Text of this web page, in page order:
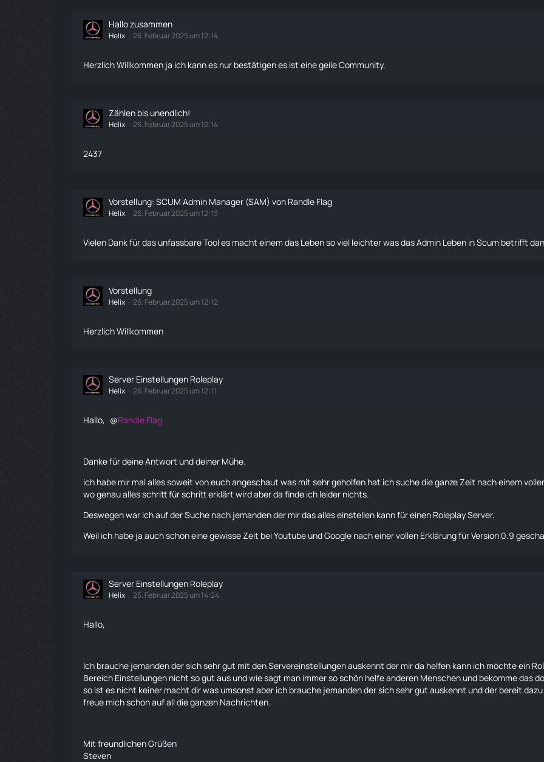
Hallo zusammen
Helix 26. Februar 2025 um 12:14
Herzlich Willkommen ja ich kann es nur bestätigen es ist eine geile Community.
Zählen bis unendlich!
Helix 26. Februar 2025 um 12:14
2437
Vorstellung: SCUM Admin Manager (SAM) von Randle Flag
Helix 26. Februar 2025 um 12:13
Vielen Dank für das unfassbare Tool es macht einem das Leben so viel leichter was das Admin Leben in Scum betrifft
Vorstellung
Helix 26. Februar 2025 um 12:12
Herzlich Willkommen
Server Einstellungen Roleplay
Helix 26. Februar 2025 um 12:11
Hallo, Randle Flag
Danke für deine Antwort und deiner Mühe.
ich habe mir mal alles soweit von euch angeschaut was mit sehr geholfen hat ich suche die ganze Zeit nach einem
wo genau alles schritt für schritt erklärt wird aber da finde ich leider nichts.
Deswegen war ich auf der Suche nach jemanden der mir das alles einstellen kann für einen Roleplay Server.
Weil ich habe ja auch schon eine gewisse Zeit bei Youtube und Google nach einer vollen Erklärung für Version 0.9
Server Einstellungen Roleplay
Helix 25. Februar 2025 um 14:24
Hallo,
Ich brauche jemanden der sich sehr gut mit den Servereinstellungen auskennt der mir da helfen kann ich möchte ein
Bereich Einstellungen nicht so gut aus und wie sagt man immer so schön helfe anderen Menschen und bekomme das
so ist es nicht keiner macht dir was umsonst aber ich brauche jemanden der sich sehr gut auskennt und der bereit
freue mich schon auf all die ganzen Nachrichten.
Mit freundlichen Grüßen
Steven